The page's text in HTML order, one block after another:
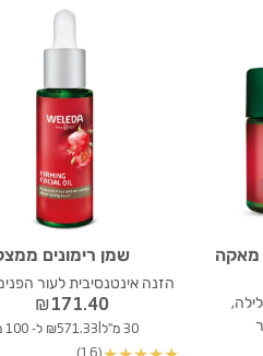
מאקה
שמן רימונים
הזנה אינטנסיבית לעור
₪171.40
30 מ"ל | ₪571.33 ל- 100 מ"ל
(16)